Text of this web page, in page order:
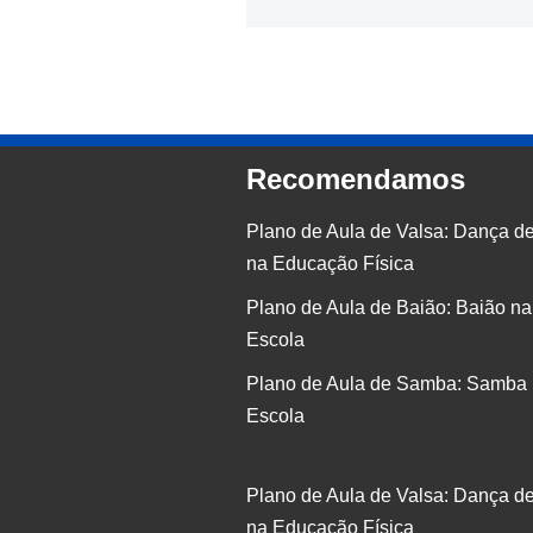
Recomendamos
Plano de Aula de Valsa: Dança
na Educação Física
Plano de Aula de Baião: Baião na
Escola
Plano de Aula de Samba: Samba
Escola
Plano de Aula de Valsa: Dança
na Educação Física